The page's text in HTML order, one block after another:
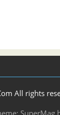
All rights
SuperMag